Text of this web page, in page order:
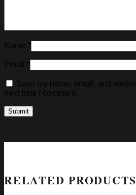
Name *
Email *
Save my name, email, and
next time I comment.
RELATED PRODUCTS